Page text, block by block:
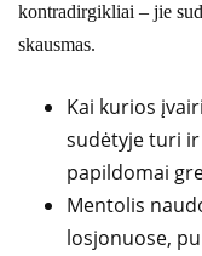
kontradirgikliai – jie
skausmas.
Kai kurios
sudėtyje turi
papildomai
Mentolis
losjonuose,